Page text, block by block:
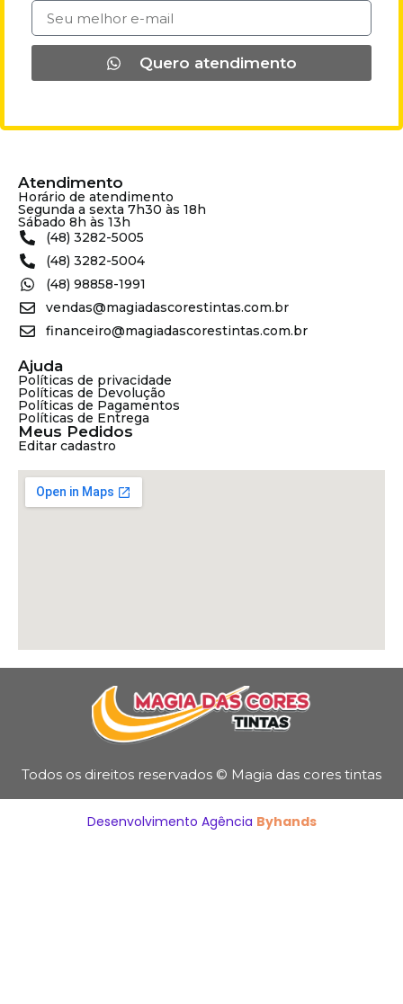
Quero atendimento
Atendimento
Horário de atendimento
Segunda a sexta 7h30 às 18h
Sábado 8h às 13h
(48) 3282-5005
(48) 3282-5004
(48) 98858-1991
vendas@magiadascorestintas.com.br
financeiro@magiadascorestintas.com.br
Ajuda
Políticas de privacidade
Políticas de Devolução
Políticas de Pagamentos
Políticas de Entrega
Meus Pedidos
Editar cadastro
Todos os direitos reservados © Magia das cores tintas
Desenvolvimento Agência Byhands